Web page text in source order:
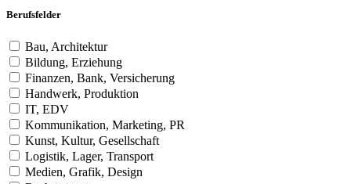
Berufsfelder
Bau, Architektur
Bildung, Erziehung
Finanzen, Bank, Versicherung
Handwerk, Produktion
IT, EDV
Kommunikation, Marketing, PR
Kunst, Kultur, Gesellschaft
Logistik, Lager, Transport
Medien, Grafik, Design